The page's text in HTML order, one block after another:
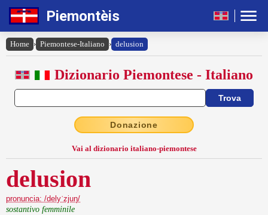
Piemontèis
Home › Piemontese-Italiano › delusion
Dizionario Piemontese - Italiano
Donazione
Vai al dizionario italiano-piemontese
delusion
pronuncia: /delyˈzjuŋ/
sostantivo femminile